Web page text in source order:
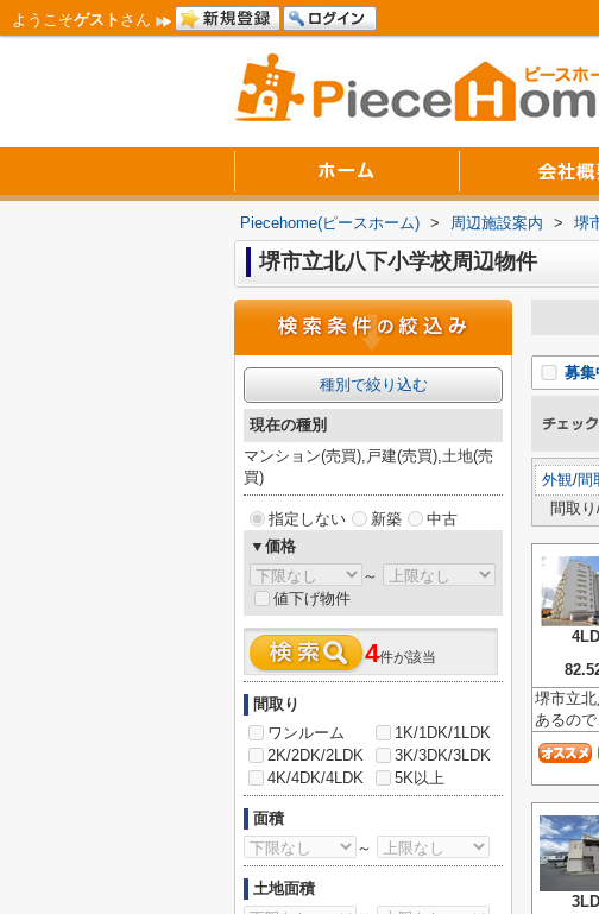
ようこそゲスト さん
Piecehome(ピースホーム) > 周辺施設案内 > 堺
堺市立北八下小学校周辺物件
募集
外観/間
間取
堺市立
あるの
種別で絞り込む
現在の種別
マンション(売買),戸建(売買),土地(売
買)
指定しない 新築
中古
▼価格
～
値下げ物件
4件が該当
間取り
ワンルーム
1K/1DK/1LDK
2K/2DK/2LDK
3K/3DK/3LDK
4K/4DK/4LDK
5K以上
面積
～
土地面積